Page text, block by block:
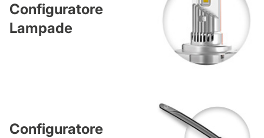
Configuratore
Lampade
Configuratore